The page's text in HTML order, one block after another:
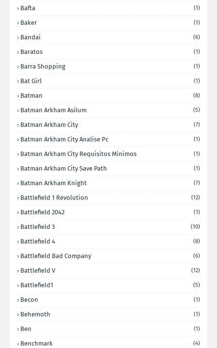
Bafta (1)
Baker (1)
Bandai (6)
Baratos (1)
Barra Shopping (1)
Bat Girl (1)
Batman (8)
Batman Arkham Asilum (5)
Batman Arkham City (7)
Batman Arkham City Analise Pc (1)
Batman Arkham City Requisitos Minimos (1)
Batman Arkham City Save Path (1)
Batman Arkham Knight (7)
Battlefield 1 Revolution (12)
Battlefield 2042 (1)
Battlefield 3 (10)
Battlefield 4 (8)
Battlefield Bad Company (6)
Battlefield V (12)
Battlefield1 (5)
Becon (1)
Behemoth (1)
Ben (1)
Benchmark (4)